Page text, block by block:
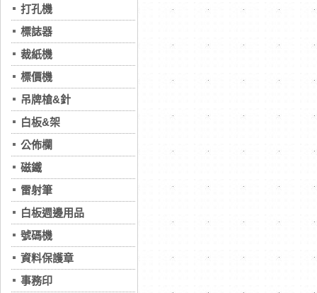
打孔機
標誌器
裁紙機
標價機
吊牌槍&針
白板&架
公佈欄
磁鐵
雷射筆
白板週邊用品
號碼機
資料保護章
事務印